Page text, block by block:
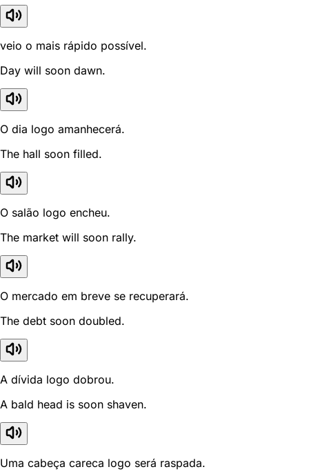
veio o mais rápido possível.
Day will soon dawn.
O dia logo amanhecerá.
The hall soon filled.
O salão logo encheu.
The market will soon rally.
O mercado em breve se recuperará.
The debt soon doubled.
A dívida logo dobrou.
A bald head is soon shaven.
Uma cabeça careca logo será raspada.